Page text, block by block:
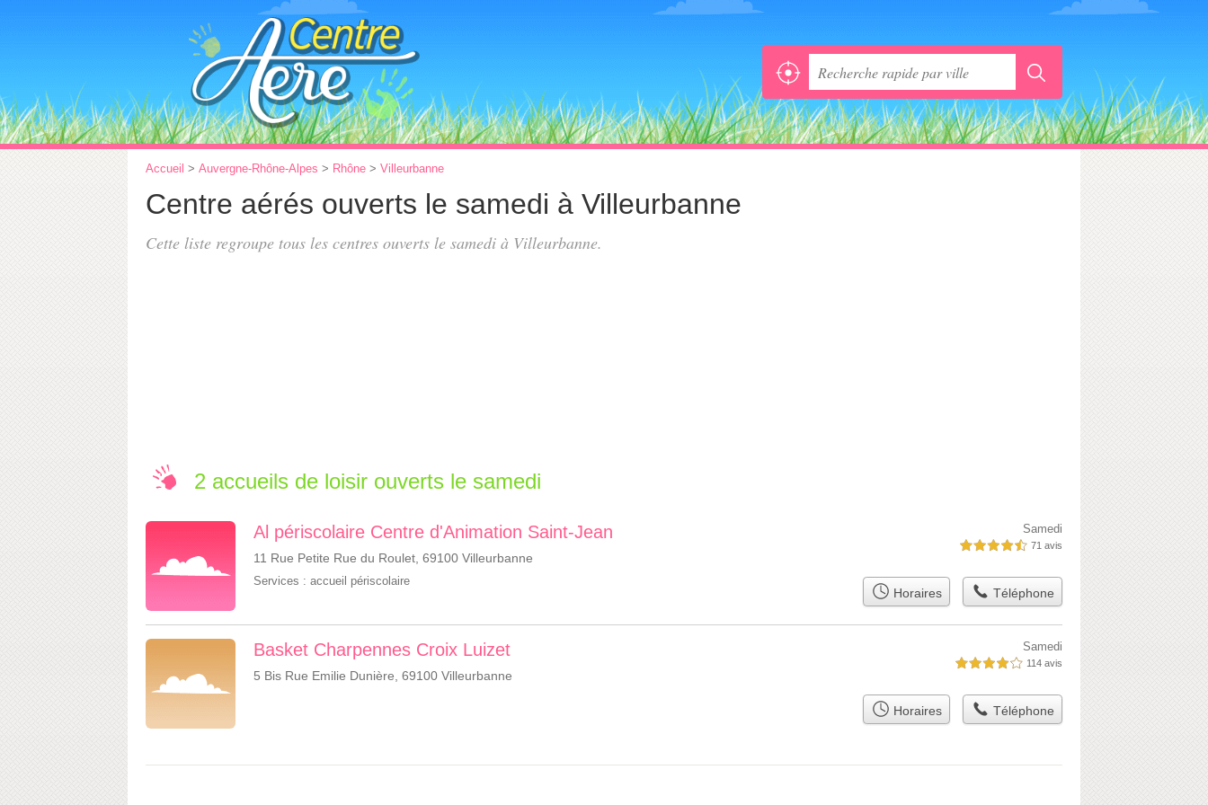
Accueil > Auvergne-Rhône-Alpes > Rhône > Villeurbanne
Centre aérés ouverts le samedi à Villeurbanne
Cette liste regroupe tous les centres ouverts le samedi à Villeurbanne.
2 accueils de loisir ouverts le samedi
Al périscolaire Centre d'Animation Saint-Jean
11 Rue Petite Rue du Roulet, 69100 Villeurbanne
Samedi
4,5 étoiles sur 5 71 avis
Services : accueil périscolaire
Horaires Téléphone
Basket Charpennes Croix Luizet
5 Bis Rue Emilie Dunière, 69100 Villeurbanne
Samedi
4,0 étoiles sur 5 114 avis
Horaires Téléphone